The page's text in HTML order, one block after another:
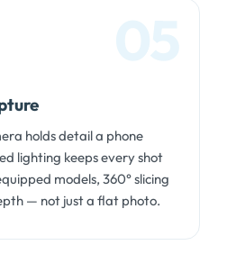
holds detail a phone
lighting keeps every shot
models, 360° slicing
— not just a flat photo.